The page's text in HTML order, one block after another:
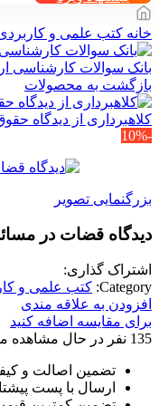
خانه کتب علمی و
بانک سوالات کارشناسی
بازگشت به محصولات
کلاهبرداری از دیدگاه
-10%
بزرگنمایی تصویر
دیدگاه قضات در
اشتراک گذاری:
Category: کتب علمی و
افزودن به علاقه مندی
برای مقایسه اضافه کنید
135 نفر در حال مشاهده
تضمین اصالت و
ارسال با پست